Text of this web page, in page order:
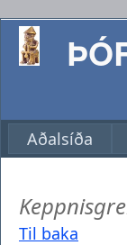
Aðalsíða
Til baka